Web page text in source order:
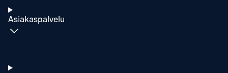
Asiakaspalvelu